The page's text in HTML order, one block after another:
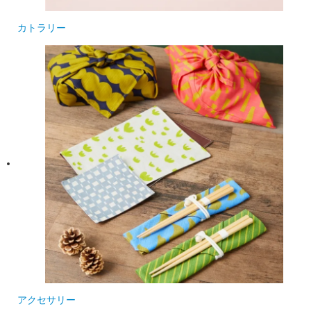
カトラリー
アクセサリー